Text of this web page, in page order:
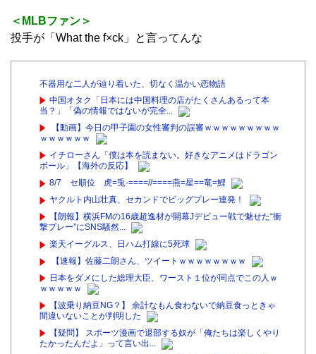
＜MLBファン＞
投手が「What the f×ck」と言ってんな
不器用な二人が辿り着いた、切なく温かい恋物語
中国オタク「日本には中国料理の店がたくさんあるって本
当？」「偽の情報ではないが完全...
【動画】今日の甲子園の女性審判の誤審ｗｗｗｗｗｗｗｗｗ
ｗｗｗｗｗｗ
イチローさん「僕は本を読まない。好きなアニメはドラゴン
ボール」【海外の反応】
8/7 セ順位 虎=兎-====//====燕=星==竜=鯉
ヤクルト内山壮真、セカンドでビッグプレー連発！
【朗報】横浜FMの16歳超逸材が開幕Jデビュー戦で魅せた“衝
撃プレー”にSNS騒然...
楽天イーグルス、日ハム打線に5死球
【速報】佐藤二朗さん、ツイートｗｗｗｗｗｗｗｗ
日本をダメにした総理大臣、ワースト１位が同点でこの人ｗ
ｗｗｗｗｗ
【波乗り納豆NG？】 余計なもん食わないで納豆食っときゃ
間違いないことが判明した
【疑問】 スポーツ漫画で退部する奴が「俺たちは楽しくやり
たかったんだよ」って言い出...